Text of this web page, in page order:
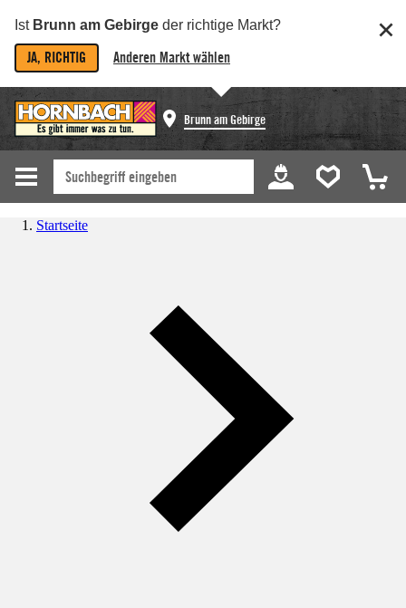
Ist Brunn am Gebirge der richtige Markt?
JA, RICHTIG Anderen Markt wählen
Brunn am Gebirge
Startseite